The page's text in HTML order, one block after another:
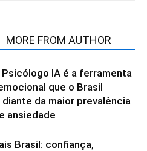
MORE FROM AUTHOR
Psicólogo IA é a ferramenta
que o Brasil
da maior prevalência
ansiedade
Brasil: confiança,